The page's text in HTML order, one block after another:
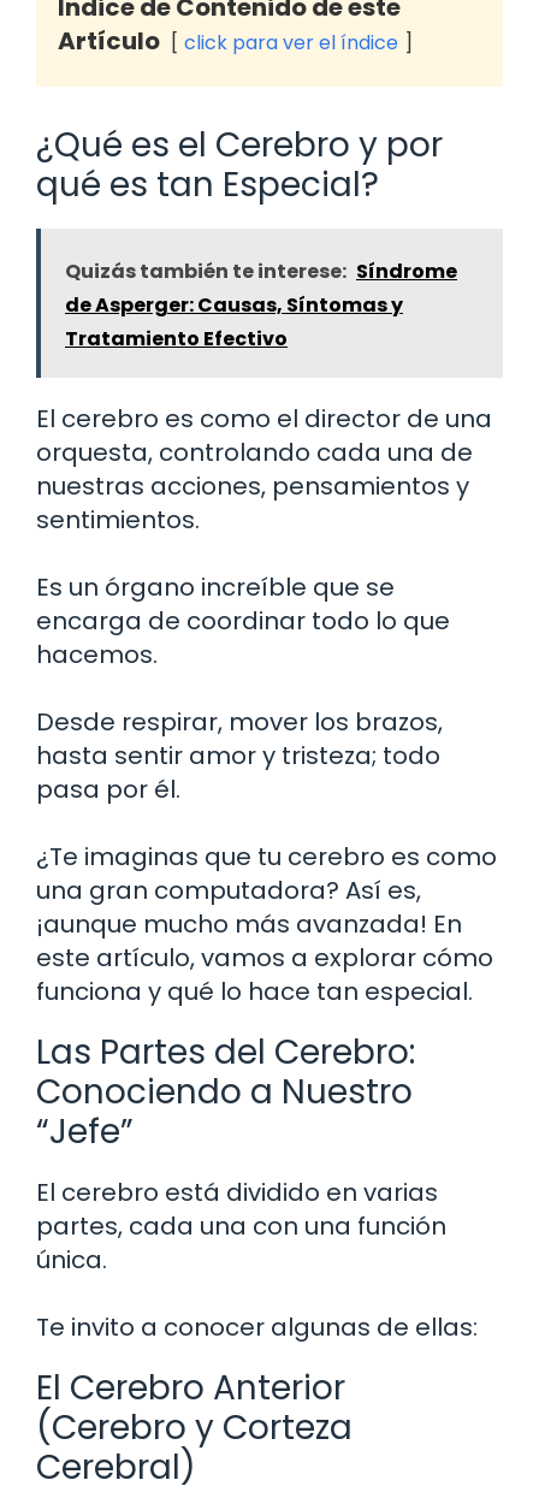
Indice de Contenido de este
Artículo
click para ver el índice
¿Qué es el Cerebro y por
qué es tan Especial?
Quizás también te interese: Síndrome
de Asperger: Causas, Síntomas y
Tratamiento Efectivo
El cerebro es como el director de una
orquesta, controlando cada una de
nuestras acciones, pensamientos y
sentimientos.
Es un órgano increíble que se
encarga de coordinar todo lo que
hacemos.
Desde respirar, mover los brazos,
hasta sentir amor y tristeza; todo
pasa por él.
¿Te imaginas que tu cerebro es como
una gran computadora? Así es,
¡aunque mucho más avanzada! En
este artículo, vamos a explorar cómo
funciona y qué lo hace tan especial.
Las Partes del Cerebro:
Conociendo a Nuestro
“Jefe”
El cerebro está dividido en varias
partes, cada una con una función
única.
Te invito a conocer algunas de ellas:
El Cerebro Anterior
(Cerebro y Corteza
Cerebral)